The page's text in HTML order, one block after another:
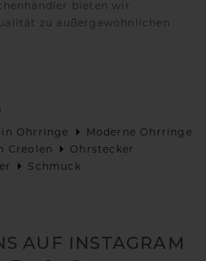
bieten wir
zu außergewöhnlichen
Ohrringe
Moderne Ohrringe
Creolen
Ohrstecker
Schmuck
AUF INSTAGRAM